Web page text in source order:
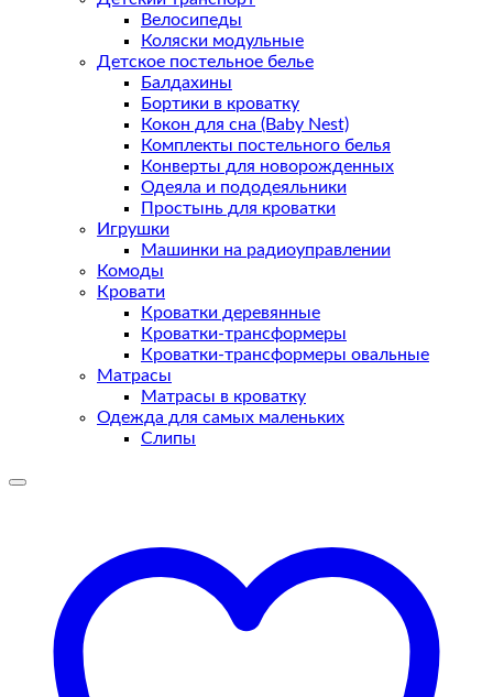
Велосипеды
Коляски модульные
Детское постельное белье
Балдахины
Бортики в кроватку
Кокон для сна (Baby Nest)
Комплекты постельного белья
Конверты для новорожденных
Одеяла и пододеяльники
Простынь для кроватки
Игрушки
Машинки на радиоуправлении
Комоды
Кровати
Кроватки деревянные
Кроватки-трансформеры
Кроватки-трансформеры овальные
Матрасы
Матрасы в кроватку
Одежда для самых маленьких
Слипы